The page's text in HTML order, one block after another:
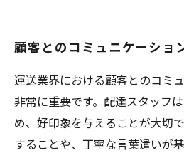
顧客とのコミュニケーショ
運送業界における顧客とのコミ
非常に重要です。配達スタッフ
め、好印象を与えることが大切
することや、丁寧な言葉遣いが